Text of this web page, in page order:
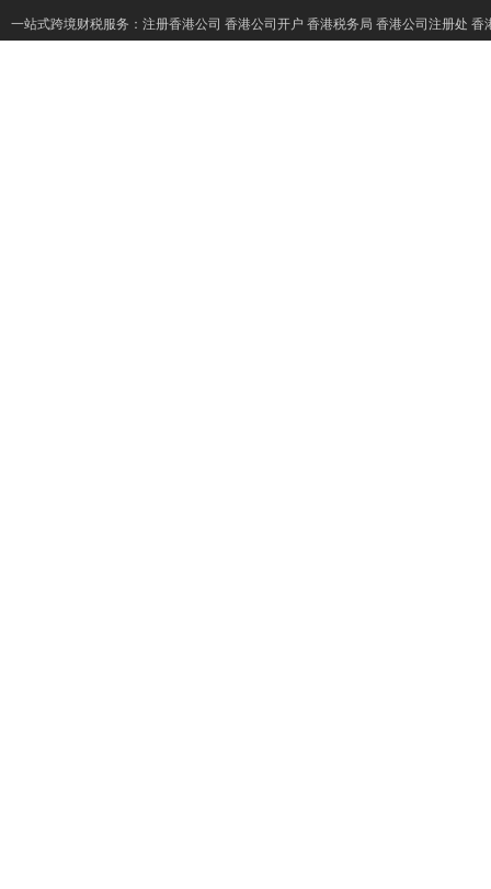
一站式跨境财税服务： 注册香港公司 香港公司开户 香港税务局 香港公司注册处 香